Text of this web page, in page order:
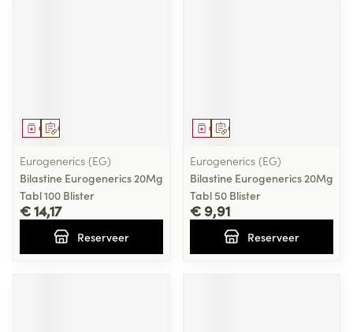
Op voorschrift
Geneesmiddel
Eurogenerics (EG)
Bilastine Eurogenerics 20Mg
Tabl 100 Blister
€ 14,17
Reserveer
Op voorschrift
Geneesmiddel
Eurogenerics (EG)
Bilastine Eurogenerics 20Mg
Tabl 50 Blister
€ 9,91
Reserveer